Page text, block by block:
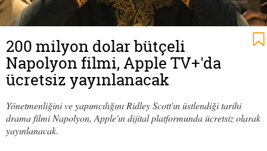
200 milyon dolar bütçeli
Napolyon filmi, Apple TV+'da
ücretsiz yayınlanacak
Yönetmenliğini ve yapımcılığını Ridley Scott'ın üstlendiği tarihi
drama filmi Napolyon, Apple'ın dijital platformunda ücretsiz olarak
yayınlanacak.